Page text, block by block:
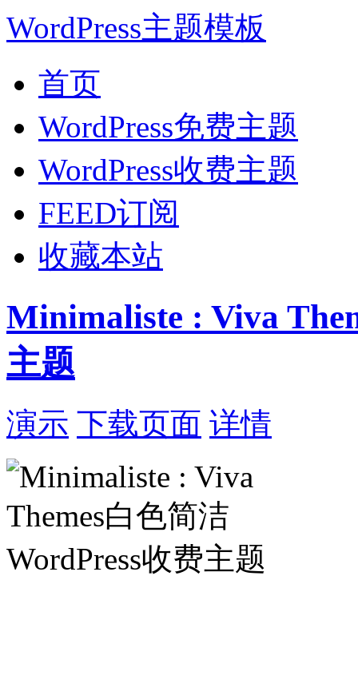
WordPress主题模板
首页
WordPress免费主题
WordPress收费主题
FEED订阅
收藏本站
Minimaliste : Viva
主题
演示 下载页面 详情